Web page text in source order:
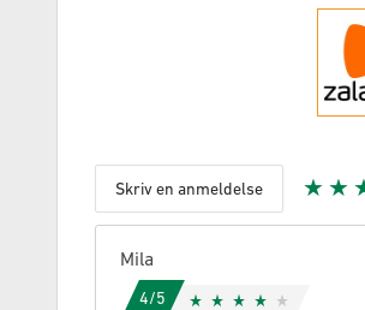
Skriv en anmeldelse
Mila
4/5